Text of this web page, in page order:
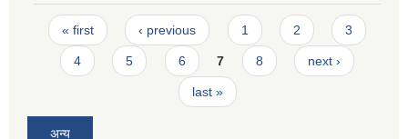
Pages
« first ‹ previous 1 2 3
4 5 6 7 8 next ›
last »
अन्य